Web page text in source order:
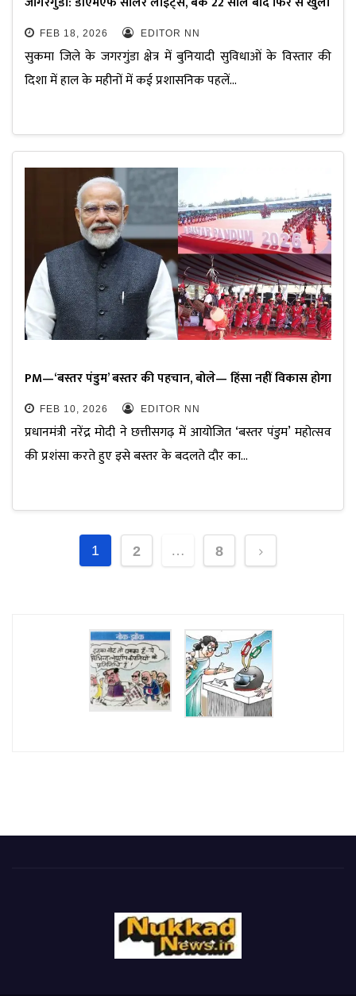
FEB 18, 2026 EDITOR NN
सुकमा जिले के जगरगुंडा क्षेत्र में बुनियादी सुविधाओं के विस्तार की
दिशा में हाल के महीनों में कई प्रशासनिक पहलें…
PM—‘बस्तर पंडुम’ बस्तर की पहचान, बोले— हिंसा नहीं विकास होगा
FEB 10, 2026 EDITOR NN
प्रधानमंत्री नरेंद्र मोदी ने छत्तीसगढ़ में आयोजित ‘बस्तर पंडुम’ महोत्सव
की प्रशंसा करते हुए इसे बस्तर के बदलते दौर का…
Posts
1 2 … 8